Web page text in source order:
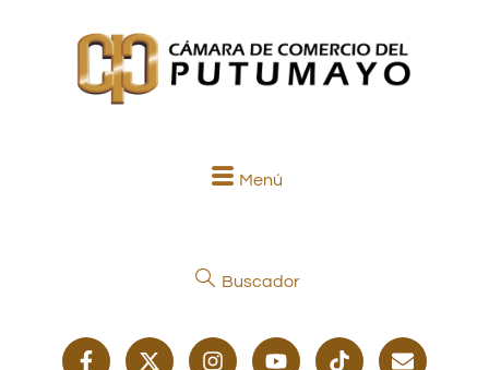
Menú
Buscador